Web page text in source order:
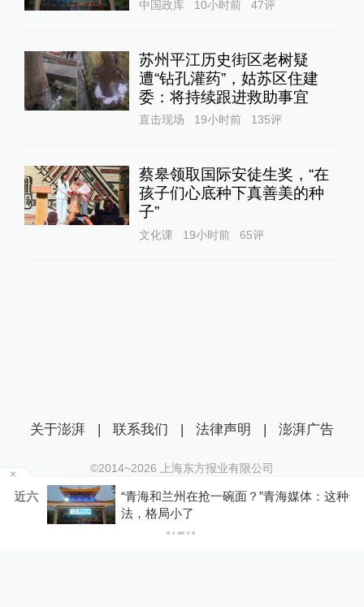
中国政库 10小时前 47评
苏州平江历史街区老树疑
遭“钻孔灌药”，姑苏区住建
委：将持续跟进救助事宜
直击现场 19小时前 135评
蔡皋领取国际安徒生奖，“在
孩子们心底种下真善美的种
子”
文化课 19小时前 65评
“青海和兰州在抢一碗面？”青海媒体：这种说
法，格局小了
关于澎湃 | 联系我们 | 法律声明 | 澎湃广告
©2014~2026 上海东方报业有限公司
沪ICP证：沪B2-20170116 | 沪ICP备14003370号
互联网新闻信息服务许可证：31120170006
沪公网安备 31010602000299号